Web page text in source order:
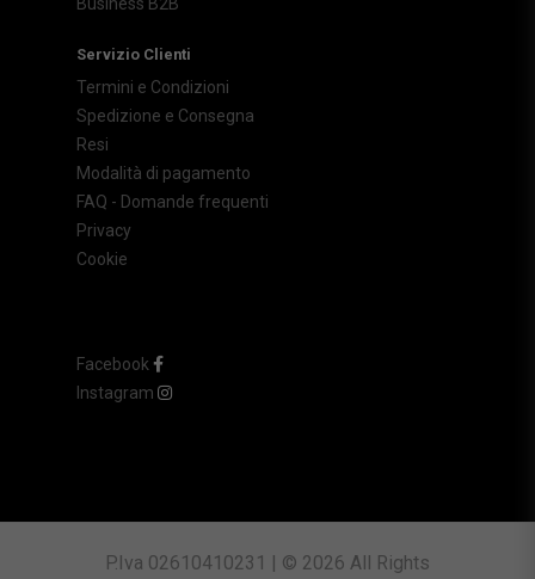
Servizio Clienti
Termini e Condizioni
Spedizione e Consegna
Resi
Modalità di pagamento
FAQ - Domande frequenti
Privacy
Cookie
Facebook
Instagram
P.Iva 02610410231 | © 2026 All Rights